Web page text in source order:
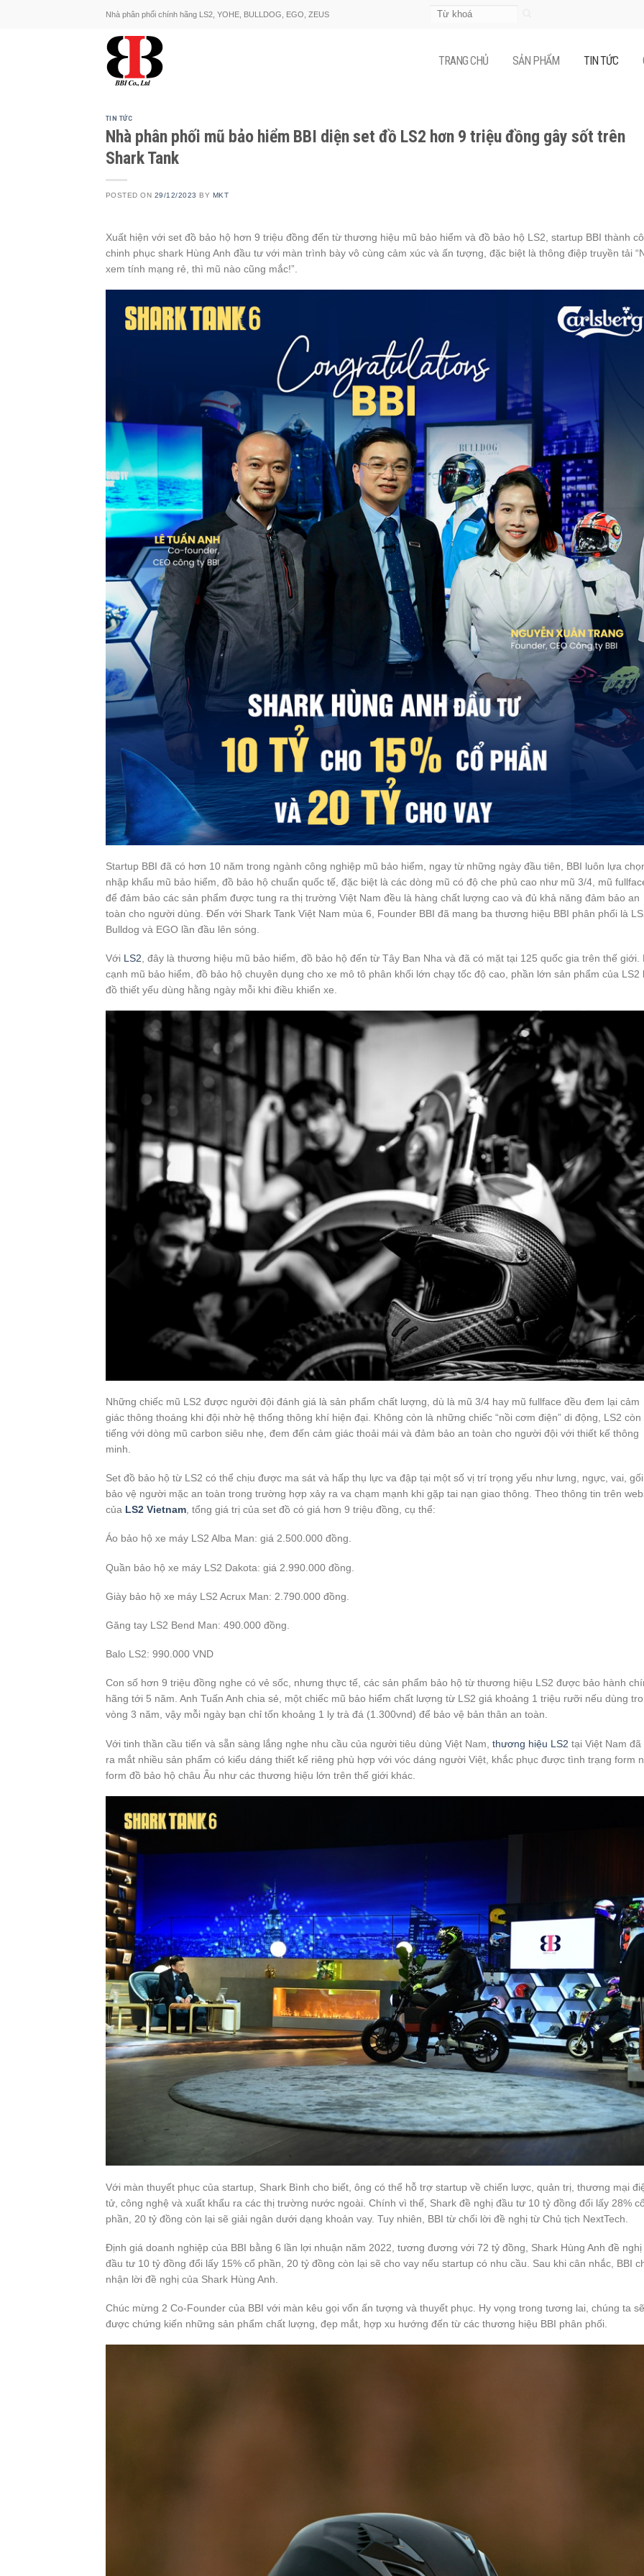
Nhà phân phối chính hãng LS2, YOHE, BULLDOG, EGO, ZEUS
Tìm
TRANG CHỦ SẢN PHẨM TIN TỨC
TIN TỨC
Nhà phân phối mũ bảo hiểm BBI diện set đồ LS2 hơn 9 triệu đồng gây sốt trên
Shark Tank
POSTED ON 29/12/2023 BY MKT
Xuất hiện với set đồ bảo hộ hơn 9 triệu đồng đến từ thương hiệu mũ bảo hiểm và đồ bảo hộ LS2, startup BBI thành
chinh phục shark Hùng Anh đầu tư với màn trình bày vô cùng cảm xúc và ấn tượng, đặc biệt là thông điệp truyền tải
xem tính mạng rẻ, thì mũ nào cũng mắc!”.
Startup BBI đã có hơn 10 năm trong ngành công nghiệp mũ bảo hiểm, ngay từ những ngày đầu tiên, BBI luôn lựa
nhập khẩu mũ bảo hiểm, đồ bảo hộ chuẩn quốc tế, đặc biệt là các dòng mũ có độ che phủ cao như mũ 3/4, mũ
để đảm bảo các sản phẩm được tung ra thị trường Việt Nam đều là hàng chất lượng cao và đủ khả năng đảm bảo an
toàn cho người dùng. Đến với Shark Tank Việt Nam mùa 6, Founder BBI đã mang ba thương hiệu BBI phân phối là
Bulldog và EGO lần đầu lên sóng.
Với LS2 , đây là thương hiệu mũ bảo hiểm, đồ bảo hộ đến từ Tây Ban Nha và đã có mặt tại 125 quốc gia trên thế giới.
cạnh mũ bảo hiểm, đồ bảo hộ chuyên dụng cho xe mô tô phân khối lớn chạy tốc độ cao, phần lớn sản phẩm của LS2
đồ thiết yếu dùng hằng ngày mỗi khi điều khiển xe.
Những chiếc mũ LS2 được người đội đánh giá là sản phẩm chất lượng, dù là mũ 3/4 hay mũ fullface đều đem lại cảm
giác thông thoáng khi đội nhờ hệ thống thông khí hiện đại. Không còn là những chiếc “nồi cơm điện” di động, LS2 còn
tiếng với dòng mũ carbon siêu nhẹ, đem đến cảm giác thoải mái và đảm bảo an toàn cho người đội với thiết kế thông
minh.
Set đồ bảo hộ từ LS2 có thể chịu được ma sát và hấp thụ lực va đập tại một số vị trí trọng yếu như lưng, ngực, vai,
bảo vệ người mặc an toàn trong trường hợp xảy ra va chạm mạnh khi gặp tai nạn giao thông. Theo thông tin trên
của LS2 Vietnam , tổng giá trị của set đồ có giá hơn 9 triệu đồng, cụ thể:
Áo bảo hộ xe máy LS2 Alba Man: giá 2.500.000 đồng.
Quần bảo hộ xe máy LS2 Dakota: giá 2.990.000 đồng.
Giày bảo hộ xe máy LS2 Acrux Man: 2.790.000 đồng.
Găng tay LS2 Bend Man: 490.000 đồng.
Balo LS2: 990.000 VND
Con số hơn 9 triệu đồng nghe có vẻ sốc, nhưng thực tế, các sản phẩm bảo hộ từ thương hiệu LS2 được bảo hành
hãng tới 5 năm. Anh Tuấn Anh chia sẻ, một chiếc mũ bảo hiểm chất lượng từ LS2 giá khoảng 1 triệu rưỡi nếu dùng
vòng 3 năm, vậy mỗi ngày bạn chỉ tốn khoảng 1 ly trà đá (1.300vnd) để bảo vệ bản thân an toàn.
Với tinh thần cầu tiến và sẵn sàng lắng nghe nhu cầu của người tiêu dùng Việt Nam, thương hiệu LS2 tại Việt Nam đã
ra mắt nhiều sản phẩm có kiểu dáng thiết kế riêng phù hợp với vóc dáng người Việt, khắc phục được tình trạng form
form đồ bảo hộ châu Âu như các thương hiệu lớn trên thế giới khác.
Với màn thuyết phục của startup, Shark Bình cho biết, ông có thể hỗ trợ startup về chiến lược, quản trị, thương mại
tử, công nghệ và xuất khẩu ra các thị trường nước ngoài. Chính vì thế, Shark đề nghị đầu tư 10 tỷ đồng đổi lấy 28%
phần, 20 tỷ đồng còn lại sẽ giải ngân dưới dạng khoản vay. Tuy nhiên, BBI từ chối lời đề nghị từ Chủ tịch NextTech.
Định giá doanh nghiệp của BBI bằng 6 lần lợi nhuận năm 2022, tương đương với 72 tỷ đồng, Shark Hùng Anh đề nghị
đầu tư 10 tỷ đồng đổi lấy 15% cổ phần, 20 tỷ đồng còn lại sẽ cho vay nếu startup có nhu cầu. Sau khi cân nhắc, BBI
nhận lời đề nghị của Shark Hùng Anh.
Chúc mừng 2 Co-Founder của BBI với màn kêu gọi vốn ấn tượng và thuyết phục. Hy vọng trong tương lai, chúng ta sẽ
được chứng kiến những sản phẩm chất lượng, đẹp mắt, hợp xu hướng đến từ các thương hiệu BBI phân phối.